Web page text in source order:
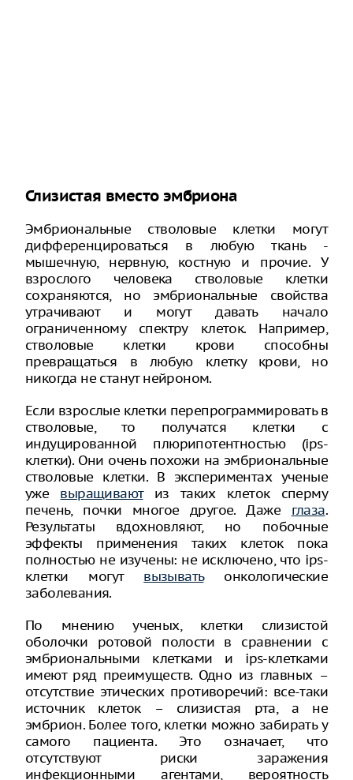
Слизистая вместо эмбриона
Эмбриональные стволовые клетки могут
дифференцироваться в любую ткань -
мышечную, нервную, костную и прочие. У
взрослого человека стволовые клетки
сохраняются, но эмбриональные свойства
утрачивают и могут давать начало
ограниченному спектру клеток. Например,
стволовые клетки крови способны
превращаться в любую клетку крови, но
никогда не станут нейроном.
Если взрослые клетки перепрограммировать в
стволовые, то получатся клетки с
индуцированной плюрипотентностью (ips-
клетки). Они очень похожи на эмбриональные
стволовые клетки. В экспериментах ученые
уже выращиваютиз таких клеток сперму
печень, почки многое другое. Даже глаза.
Результаты вдохновляют, но побочные
эффекты применения таких клеток пока
полностью не изучены: не исключено, что ips-
клетки могут вызыватьонкологические
заболевания.
По мнению ученых, клетки слизистой
оболочки ротовой полости в сравнении с
эмбриональными клетками и ips-клетками
имеют ряд преимуществ. Одно из главных –
отсутствие этических противоречий: все-таки
источник клеток – слизистая рта, а не
эмбрион. Более того, клетки можно забирать у
самого пациента. Это означает, что
отсутствуют риски заражения
инфекционными агентами, вероятность